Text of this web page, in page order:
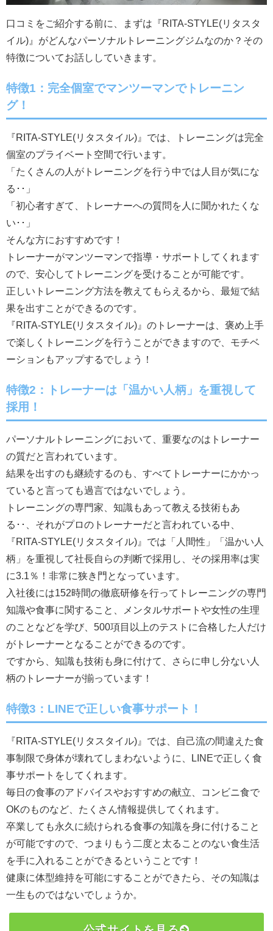
口コミをご紹介する前に、まずは『RITA-STYLE(リタスタ
イル)』がどんなパーソナルトレーニングジムなのか？その
特徴についてお話ししていきます。
特徴1：完全個室でマンツーマンでトレーニン
グ！
『RITA-STYLE(リタスタイル)』では、トレーニングは完全
個室のプライベート空間で行います。
「たくさんの人がトレーニングを行う中では人目が気にな
る･･」
「初心者すぎて、トレーナーへの質問を人に聞かれたくな
い･･」
そんな方におすすめです！
トレーナーがマンツーマンで指導・サポートしてくれます
ので、安心してトレーニングを受けることが可能です。
正しいトレーニング方法を教えてもらえるから、最短で結
果を出すことができるのです。
『RITA-STYLE(リタスタイル)』のトレーナーは、褒め上手
で楽しくトレーニングを行うことができますので、モチベ
ーションもアップするでしょう！
特徴2：トレーナーは「温かい人柄」を重視して
採用！
パーソナルトレーニングにおいて、重要なのはトレーナー
の質だと言われています。
結果を出すのも継続するのも、すべてトレーナーにかかっ
ていると言っても過言ではないでしょう。
トレーニングの専門家、知識もあって教える技術もあ
る･･、それがプロのトレーナーだと言われている中、
『RITA-STYLE(リタスタイル)』では「人間性」「温かい人
柄」を重視して社長自らの判断で採用し、その採用率は実
に3.1％！非常に狭き門となっています。
入社後には152時間の徹底研修を行ってトレーニングの専門
知識や食事に関すること、メンタルサポートや女性の生理
のことなどを学び、500項目以上のテストに合格した人だけ
がトレーナーとなることができるのです。
ですから、知識も技術も身に付けて、さらに申し分ない人
柄のトレーナーが揃っています！
特徴3：LINEで正しい食事サポート！
『RITA-STYLE(リタスタイル)』では、自己流の間違えた食
事制限で身体が壊れてしまわないように、LINEで正しく食
事サポートをしてくれます。
毎日の食事のアドバイスやおすすめの献立、コンビニ食で
OKのものなど、たくさん情報提供してくれます。
卒業しても永久に続けられる食事の知識を身に付けること
が可能ですので、つまりもう二度と太ることのない食生活
を手に入れることができるということです！
健康に体型維持を可能にすることができたら、その知識は
一生ものではないでしょうか。